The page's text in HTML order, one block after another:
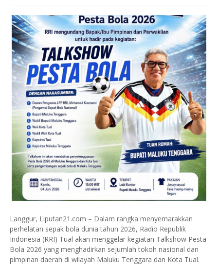
Langgur, Liputan21.com – Dalam rangka menyemarakkan
perhelatan sepak bola dunia tahun 2026, Radio Republik
Indonesia (RRI) Tual akan menggelar kegiatan Talkshow Pesta
Bola 2026 yang menghadirkan sejumlah tokoh nasional dan
pimpinan daerah di wilayah Maluku Tenggara dan Kota Tual.